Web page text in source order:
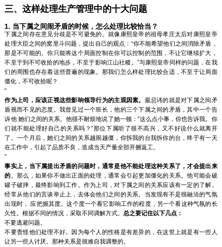
三、这样处理生产管理中的十大问题
1. 当下属之间闹矛盾的时候，怎么处理比较恰当？
下属之间存在意见分歧是不可避免的。就像康熙皇帝的祖母孝庄太后对康熙皇帝
处理大臣之间的窝里斗问题，提出自己的观点：“你不能希望他们之间消除矛盾，
那是不可能的。你只能将这个局面控制在你可以控制的范围，不让它继续扩大，
不至于到不可收拾的地步，不至于影响江山社稷。”与康熙皇帝同样的问题，在我
们的周围也存在着这些普遍的现象。那我们怎么样处理比较合适，不至于让局面
僵化，不可收拾呢？
“
作为上司，应该正视这些影响领导行为的主观因素。 最忌讳的就是对下属之间矛
盾视而不见的态度。我曾见过一个班长，他的三个下属之间的矛盾，其中一个告
诉他 她们之间的关系。他很不耐烦地说了她一顿：“这么点小事，你也告诉我。你
们就不能处理好自己的关系吗？”那位下属听了很不高兴，又不好说什么就离开
了。一个月后，她们之间的关系越闹越僵，你拆我的台我拆你的台，终于有一天
在工作中，引起了品质不良，造成当天产量全部开捆返工。
”
事实上，当下属提出矛盾的问题时，通常是他不能处理这种关系了，才会提出来
的。那么，如果你不做出正面的处理，通常会引起更加僵化的关系。他可能会破
罐子破摔，最终影响到工作。作为上司，对下属之间的关系应该有一定的了解。
经常从他们的言谈举止上，去体会他们之间的关系。当发现有不是很融洽的气氛
出现时， 应把握其度。这个度一个看它影响工作的程度，另一个看这种气氛的长
久性。根据不同的情况，采取不同调解方式。总之要记住以下几点：
不要逃避问题。
不要责怪他们处理不好。因为每个人的性格是有差异的，在这世上就是有一些人
让另一些人讨厌。那种关系是很难自我调整的。